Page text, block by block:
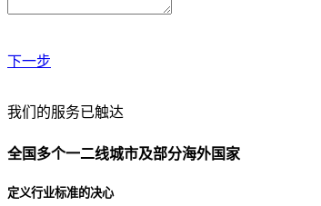
下一步
贵公司预算范围是？
贵公司的团队规模是？
我们的服务已触达
全国多个一二线城市及部分海外国家
定义行业标准的决心